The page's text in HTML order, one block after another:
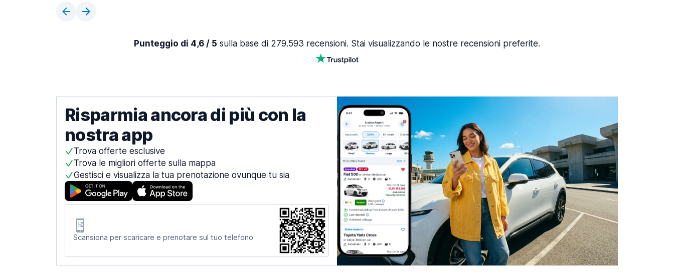
Punteggio di 4,6 / 5 sulla base di 279.593 recensioni. Stai visualizzando le nostre recensioni preferite.
Risparmia ancora di più con la
nostra app
Trova offerte esclusive
Trova le migliori offerte sulla mappa
Gestisci e visualizza la tua prenotazione ovunque tu sia
Scansiona per scaricare e prenotare sul tuo telefono